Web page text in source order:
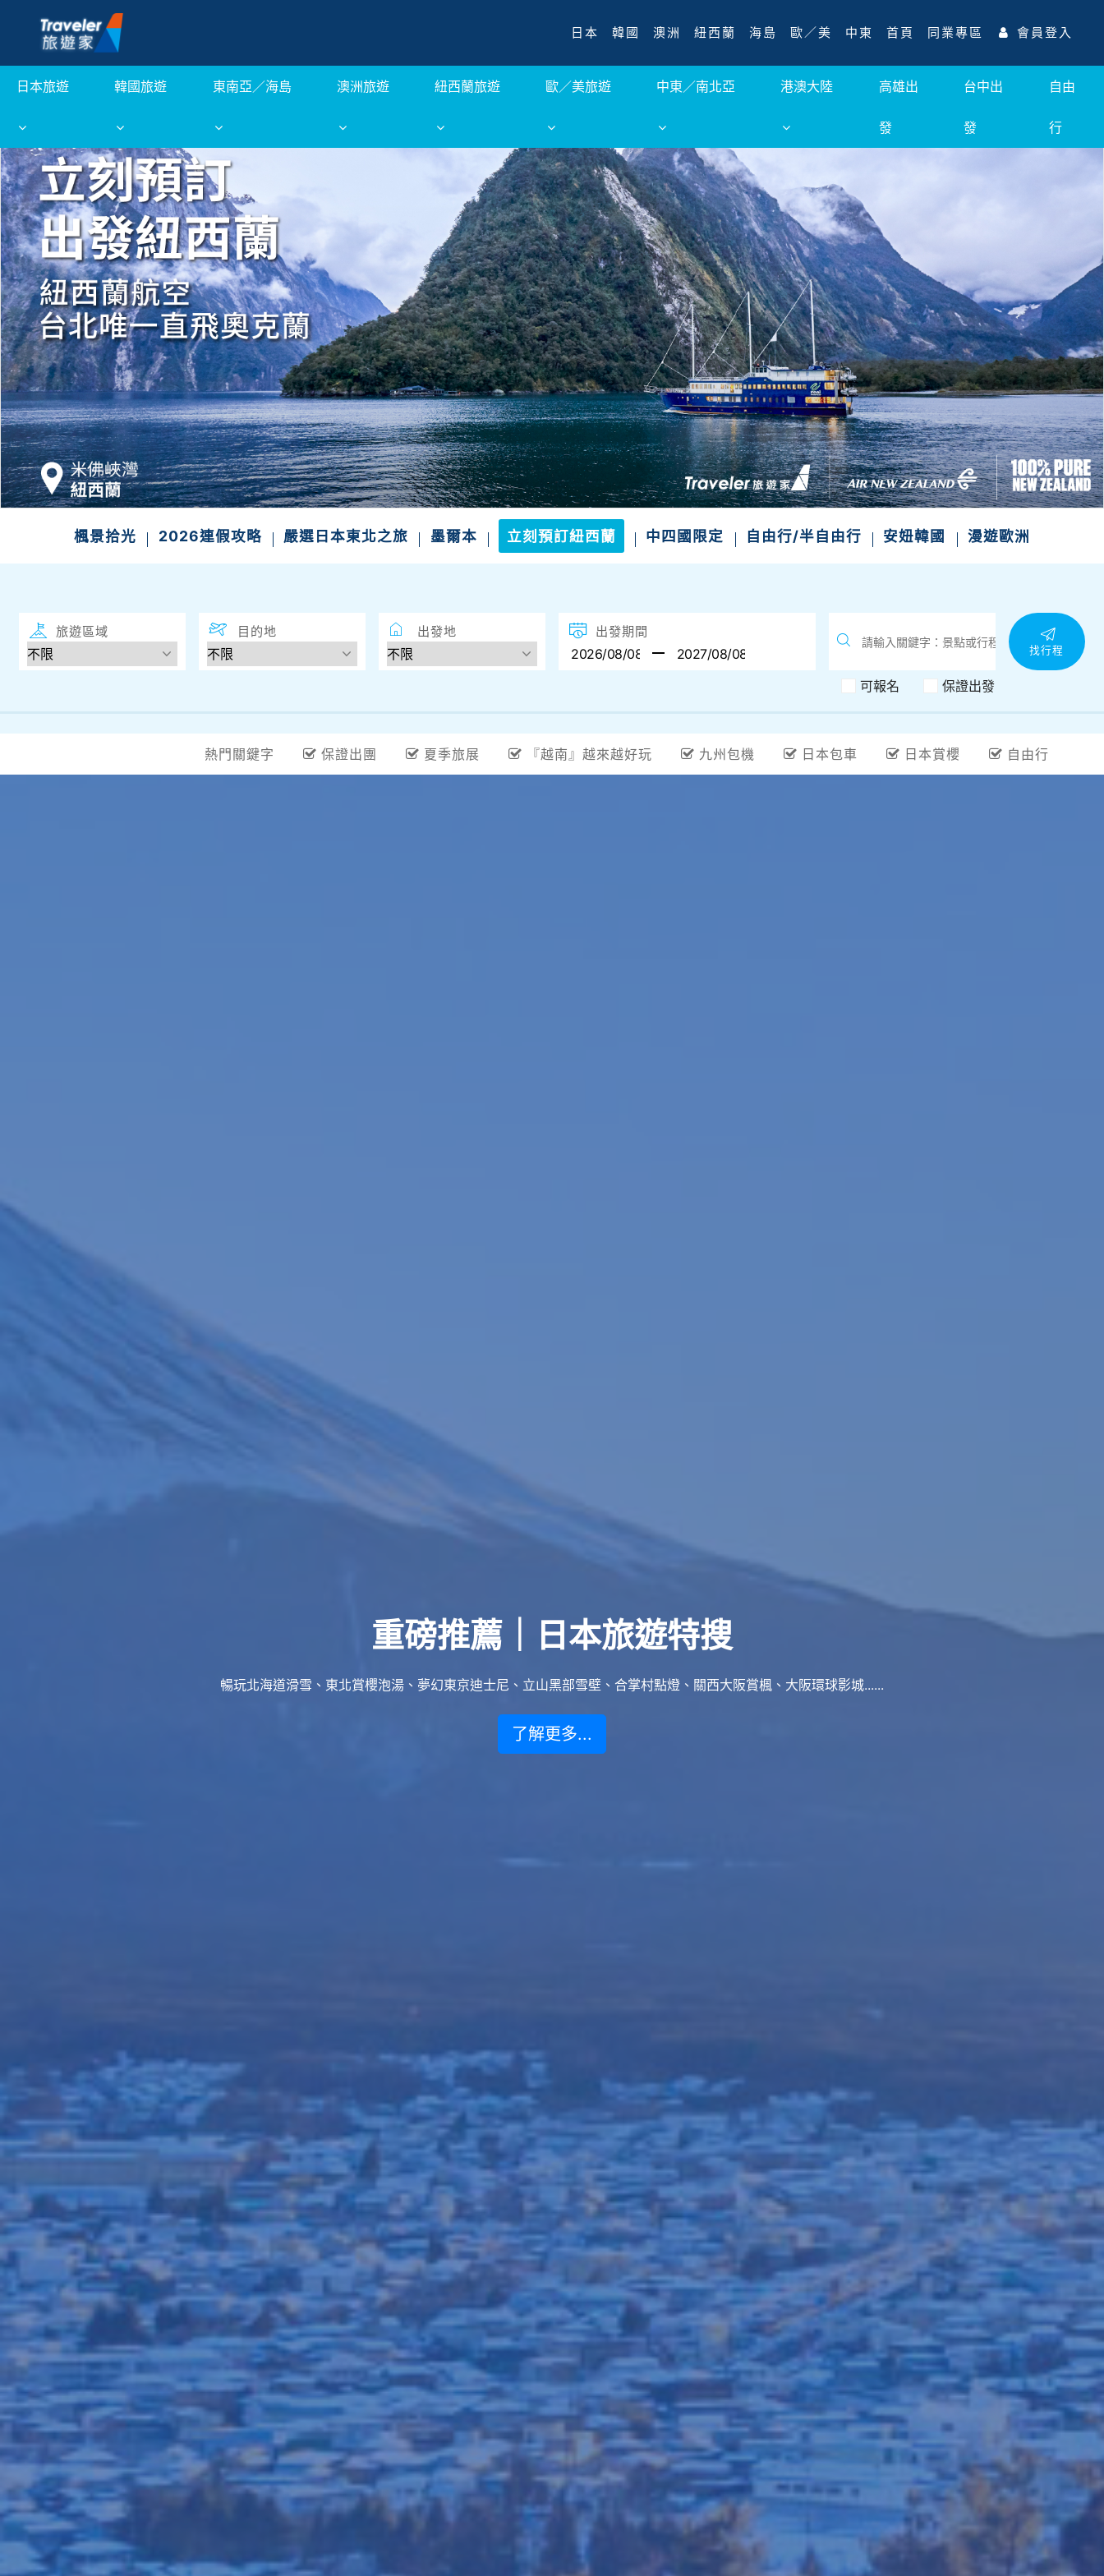
日本 韓國 澳洲 紐西蘭 海島 歐／美 中東 首頁 同業專區 會員登入
日本旅遊 韓國旅遊 東南亞／海島 澳洲旅遊 紐西蘭旅遊 歐／美旅遊 中東／南北亞 港澳大陸 高雄出
發
台中出
發
自由
行
四國絕景．山陰山陽．一次滿足
發現不一樣的風景 小眾秘境、世界遺產、溫泉美食一次收藏
精選航班席次，把握限定出發
楓景拾光 2026連假攻略 嚴選日本東北之旅 墨爾本 立刻預訂紐西蘭 中四國限定 自由行/半自由行 安妞韓國 漫遊歐洲
旅遊區域 目的地 出發地 出發期間
可報名 保證出發
找行程
熱門關鍵字 保證出團 夏季旅展 『越南』越來越好玩 九州包機 日本包車 日本賞櫻 自由行
重磅推薦｜日本旅遊特搜
暢玩北海道滑雪、東北賞櫻泡湯、夢幻東京迪士尼、立山黑部雪壁、合掌村點燈、關西大阪賞楓、大阪環球影城......
了解更多...